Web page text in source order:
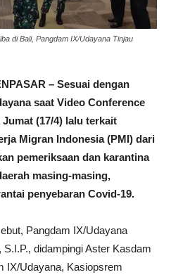
di Bali, Pangdam IX/Udayana Tinjau
– Sesuai dengan
saat Video Conference
(17/4) lalu terkait
Migran Indonesia (PMI) dari
pemeriksaan dan karantina
masing-masing,
penyebaran Covid-19.
Pangdam IX/Udayana
didampingi Aster Kasdam
IX/Udayana, Kasiopsrem